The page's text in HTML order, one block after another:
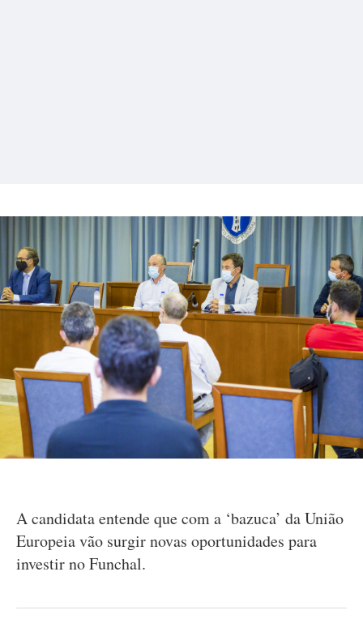
A candidata entende que com a ‘bazuca’ da União
Europeia vão surgir novas oportunidades para
investir no Funchal.